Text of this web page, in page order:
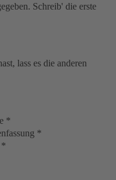
Schreib' die erste
lass es die anderen
*
*
*